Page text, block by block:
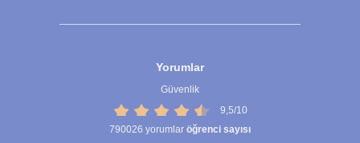
Yorumlar
Güvenlik
9,5/10
790026 yorumlar öğrenci sayısı